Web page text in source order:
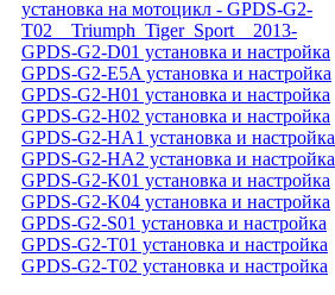
установка на мотоцикл - GPDS-G2-
T02__Triumph_Tiger_Sport__2013-
GPDS-G2-D01 установка и настройка
GPDS-G2-E5A установка и настройка
GPDS-G2-H01 установка и настройка
GPDS-G2-H02 установка и настройка
GPDS-G2-HA1 установка и настройка
GPDS-G2-HA2 установка и настройка
GPDS-G2-K01 установка и настройка
GPDS-G2-K04 установка и настройка
GPDS-G2-S01 установка и настройка
GPDS-G2-T01 установка и настройка
GPDS-G2-T02 установка и настройка